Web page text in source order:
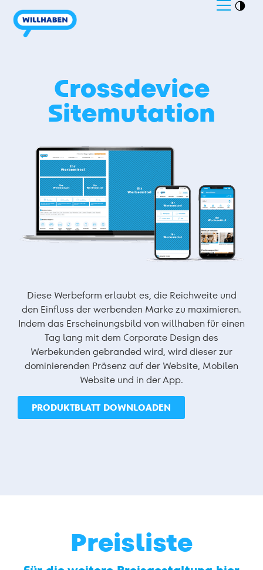
Crossdevice
Sitemutation
Diese Werbeform erlaubt es, die Reichweite und
den Einfluss der werbenden Marke zu maximieren.
Indem das Erscheinungsbild von willhaben für einen
Tag lang mit dem Corporate Design des
Werbekunden gebranded wird, wird dieser zur
dominierenden Präsenz auf der Website, Mobilen
Website und in der App.
PRODUKTBLATT DOWNLOADEN
Preisliste